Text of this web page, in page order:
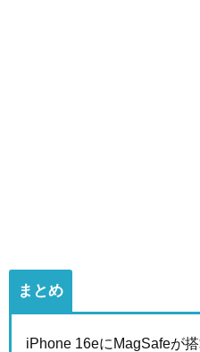
まとめ
iPhone 16eにMagSafeが